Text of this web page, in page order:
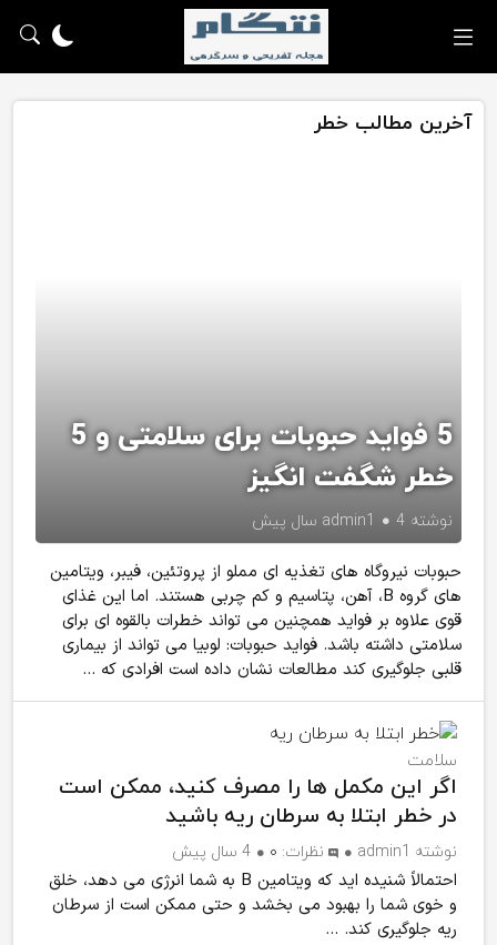
آخرین مطالب خطر
5 فواید حبوبات برای سلامتی و 5
خطر شگفت انگیز
نوشته admin1 4 سال پیش
حبوبات نیروگاه های تغذیه ای مملو از پروتئین، فیبر، ویتامین
های گروه B، آهن، پتاسیم و کم چربی هستند. اما این غذای
قوی علاوه بر فواید همچنین می تواند خطرات بالقوه ای برای
سلامتی داشته باشد. فواید حبوبات: لوبیا می تواند از بیماری
قلبی جلوگیری کند مطالعات نشان داده است افرادی که ...
سلامت
اگر این مکمل ها را مصرف کنید، ممکن است
در خطر ابتلا به سرطان ریه باشید
نوشته admin1 نظرات: ۰ 4 سال پیش
احتمالاً شنیده اید که ویتامین B به شما انرژی می دهد، خلق
و خوی شما را بهبود می بخشد و حتی ممکن است از سرطان
ریه جلوگیری کند. ...